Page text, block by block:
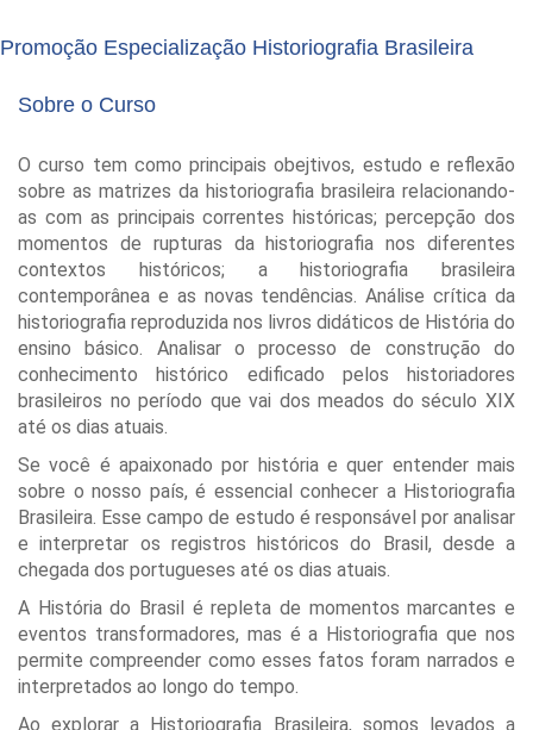
Promoção Especialização Historiografia Brasileira
Sobre o Curso
O curso tem como principais obejtivos, estudo e reflexão
sobre as matrizes da historiografia brasileira relacionando-
as com as principais correntes históricas; percepção dos
momentos de rupturas da historiografia nos diferentes
contextos históricos; a historiografia brasileira
contemporânea e as novas tendências. Análise crítica da
historiografia reproduzida nos livros didáticos de História do
ensino básico. Analisar o processo de construção do
conhecimento histórico edificado pelos historiadores
brasileiros no período que vai dos meados do século XIX
até os dias atuais.
Se você é apaixonado por história e quer entender mais
sobre o nosso país, é essencial conhecer a Historiografia
Brasileira. Esse campo de estudo é responsável por analisar
e interpretar os registros históricos do Brasil, desde a
chegada dos portugueses até os dias atuais.
A História do Brasil é repleta de momentos marcantes e
eventos transformadores, mas é a Historiografia que nos
permite compreender como esses fatos foram narrados e
interpretados ao longo do tempo.
Ao explorar a Historiografia Brasileira, somos levados a